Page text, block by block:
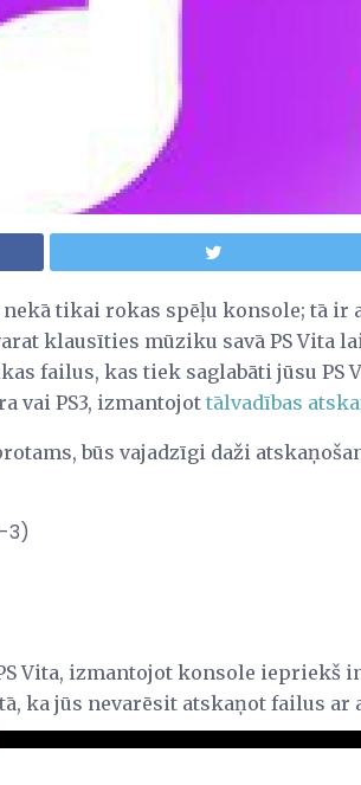
nekā tikai rokas spēļu konsole; tā
klausīties mūziku savā PS Vita
failus, kas tiek saglabāti jūsu PS
vai PS3, izmantojottālvadības
būs vajadzīgi daži
3)
Vita, izmantojot konsole iepriekš
ka jūs nevarēsit atskaņot failus ar